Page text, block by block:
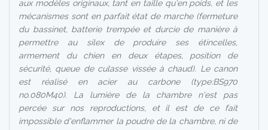
aux modèles originaux, tant en taille qu'en poids, et les
mécanismes sont en parfait état de marche (fermeture
du bassinet, batterie trempée et durcie de manière à
permettre au silex de produire ses étincelles,
armement du chien en deux étapes, position de
sécurité, queue de culasse vissée à chaud). Le canon
est réalisé en acier au carbone (type:BS970
no.080M40). La lumière de la chambre n'est pas
percée sur nos reproductions, et il est de ce fait
impossible d'enflammer la poudre de la chambre, ni de